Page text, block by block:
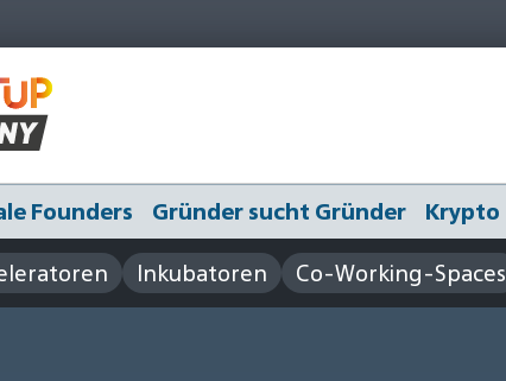
Founders Gründer sucht Gründer Krypto
Inkubatoren Co-Working-Spaces